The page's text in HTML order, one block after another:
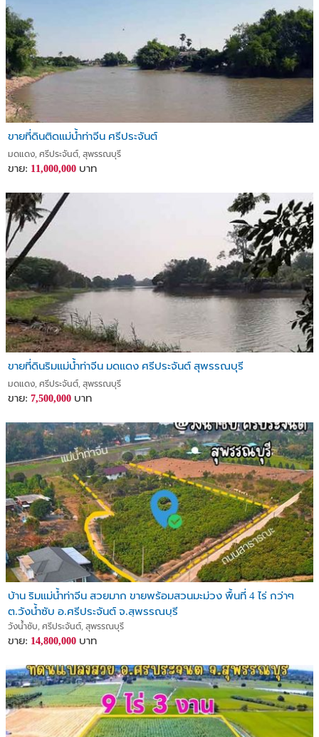
ขายที่ดินติดแม่น้ำท่าจีน ศรีประจันต์
มดแดง, ศรีประจันต์, สุพรรณบุรี
ขาย: 11,000,000 บาท
ขายที่ดินริมแม่น้ำท่าจีน มดแดง ศรีประจันต์ สุพรรณบุรี
มดแดง, ศรีประจันต์, สุพรรณบุรี
ขาย: 7,500,000 บาท
บ้าน ริมแม่น้ำท่าจีน สวยมาก ขายพร้อมสวนมะม่วง พื้นที่ 4 ไร่ กว่าๆ
ต.วังน้ำซับ อ.ศรีประจันต์ จ.สุพรรณบุรี
วังน้ำซับ, ศรีประจันต์, สุพรรณบุรี
ขาย: 14,800,000 บาท